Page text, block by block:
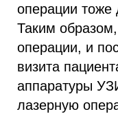
операции
Таким
операции, и
визита
аппаратуры
лазерную